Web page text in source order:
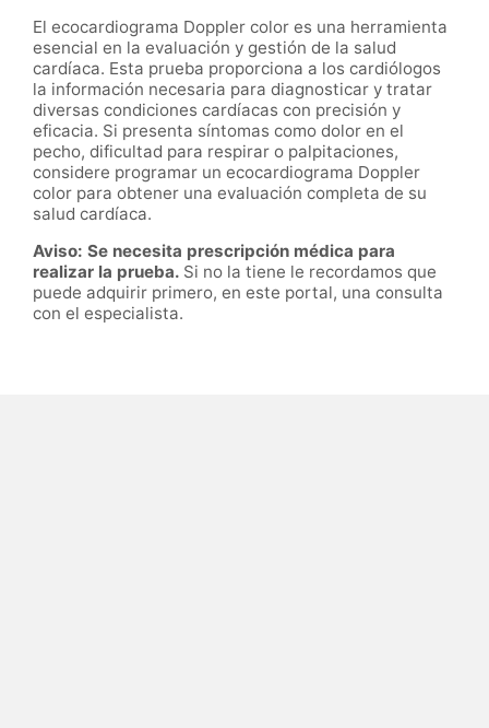
El ecocardiograma Doppler color es una herramienta
esencial en la evaluación y gestión de la salud
cardíaca. Esta prueba proporciona a los cardiólogos
la información necesaria para diagnosticar y tratar
diversas condiciones cardíacas con precisión y
eficacia. Si presenta síntomas como dolor en el
pecho, dificultad para respirar o palpitaciones,
considere programar un ecocardiograma Doppler
color para obtener una evaluación completa de su
salud cardíaca.
Aviso: Se necesita prescripción médica para
realizar la prueba. Si no la tiene le recordamos que
puede adquirir primero, en este portal, una consulta
con el especialista.